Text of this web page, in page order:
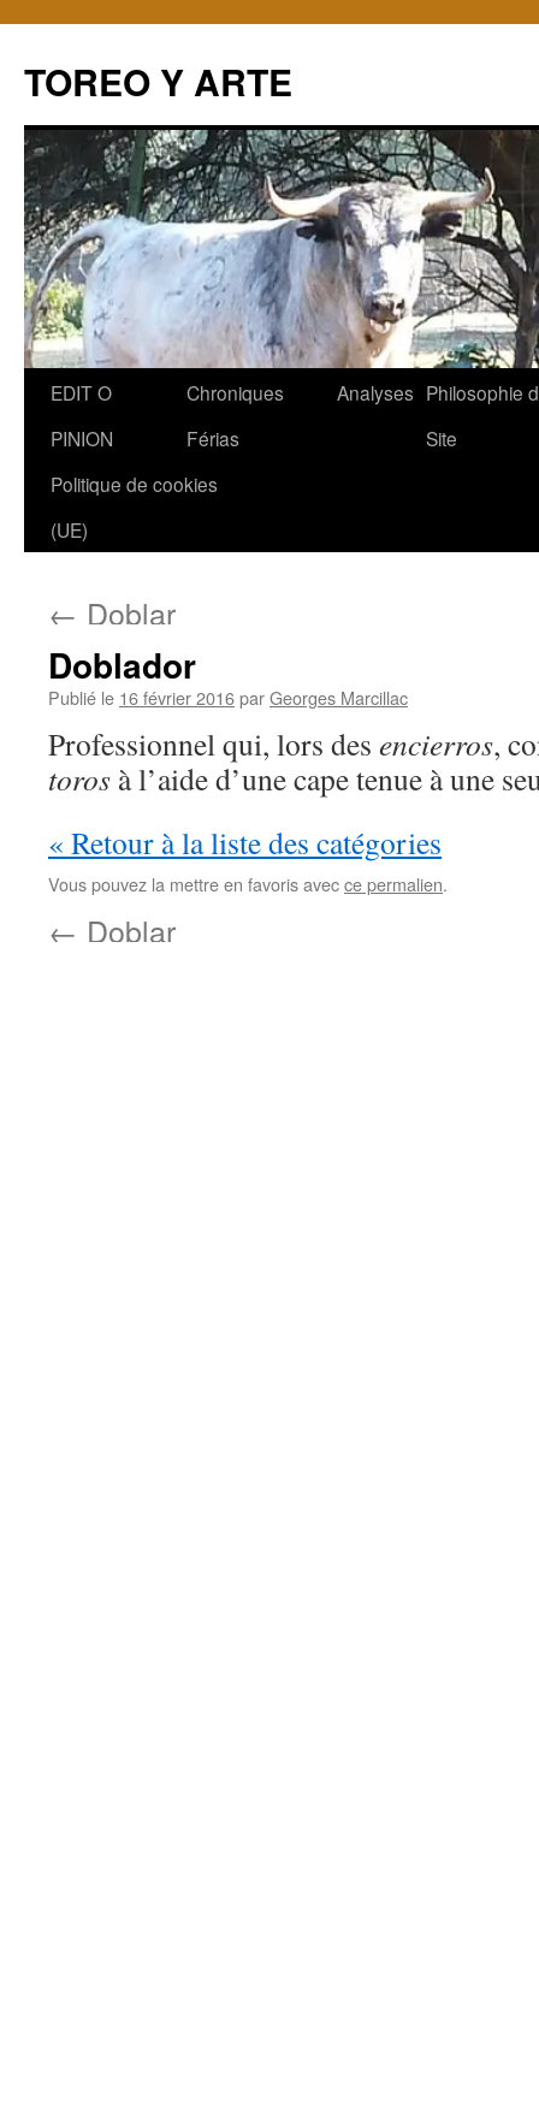
TOREO Y ARTE
Aller
contenu
EDIT O
PINION
Chroniques
Férias
Analyses Philosophie
Site
Politique de cookies
(UE)
← Doblar
Doblador
Publié le 16 février 2016parGeorges Marcillac
Professionnel qui, lors des encierros,
toros à l’aide d’une cape tenue à une
« Retour à la liste des catégories
Vous pouvez la mettre en favoris avecce permalien.
← Doblar